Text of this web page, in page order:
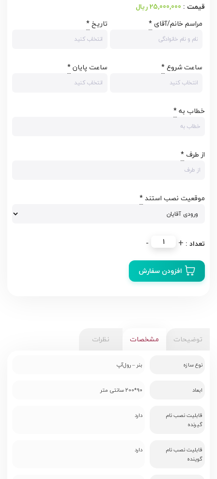
25,000,000 ریال
مراسم خانم/آقای* تاریخ*
ساعت شروع* ساعت پایان*
خطاب به*
از طرف *
موقعیت نصب استند*
استند
طرح
۲
- +
افزودن سفارش
توضیحات مشخصات نظرات
نوع سازه بنر – رول‌آپ
ابعاد 90*200 سانتی متر
قابلیت نصب نام
گیرنده
دارد
قابلیت نصب نام
گوینده
دارد